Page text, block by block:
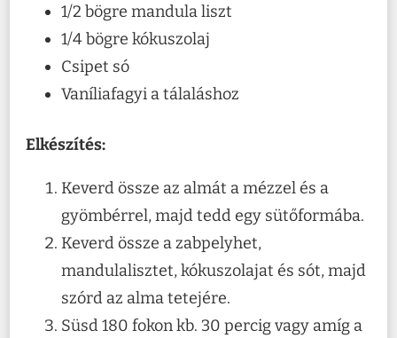
1/2 bögre mandula liszt
1/4 bögre kókuszolaj
Csipet só
Vaníliafagyi a tálaláshoz
Elkészítés:
Keverd össze az almát a mézzel és a
gyömbérrel, majd tedd egy sütőformába.
Keverd össze a zabpelyhet,
mandulalisztet, kókuszolajat és sót, majd
szórd az alma tetejére.
Süsd 180 fokon kb. 30 percig vagy amíg a